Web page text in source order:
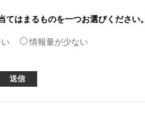
はまるものを一つお選びください。
情報量が少ない